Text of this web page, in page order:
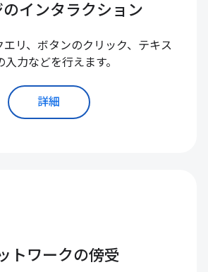
インタラクション
リ、ボタンのクリック、テキス
入力などを行えます。
詳細
トワークの傍受